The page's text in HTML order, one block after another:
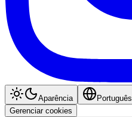
Aparência
Português
Gerenciar cookies